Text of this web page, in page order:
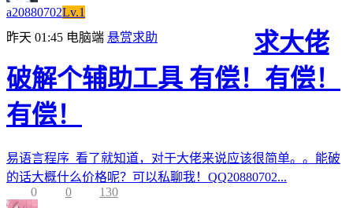
a20880702Lv.1
昨天 01:45 电脑端 悬赏求助
求大佬
破解个辅助工具 有偿！有偿！
有偿！
易语言程序 看了就知道，对于大佬来说应该很简单。。能破
的话大概什么价格呢？可以私聊我！QQ20880702...
0
0 130